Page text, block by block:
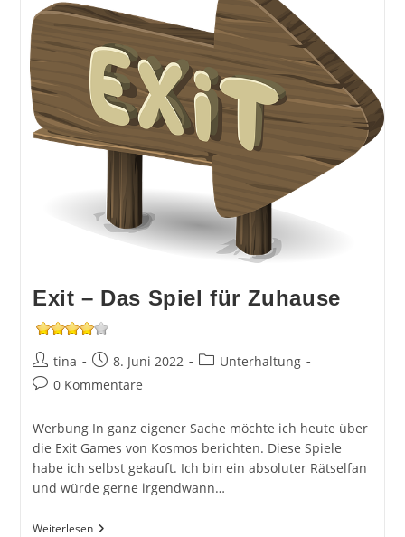
Exit – Das Spiel für Zuhause
Beitrags-
Autor:
tina
Beitrag
veröffentlicht:
8. Juni 2022
Beitrags-
Unterhaltung
Beitrags-
0 Kommentare
Werbung In ganz eigener Sache möchte ich heute über
die Exit Games von Kosmos berichten. Diese Spiele
habe ich selbst gekauft. Ich bin ein absoluter Rätselfan
und würde gerne irgendwann…
WeiterlesenExit